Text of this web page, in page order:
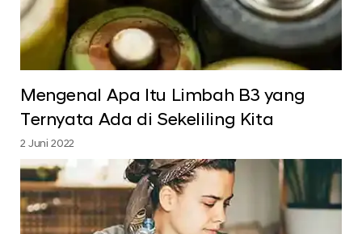
Mengenal Apa Itu Limbah B3 yang
Ternyata Ada di Sekeliling Kita
2 Juni 2022